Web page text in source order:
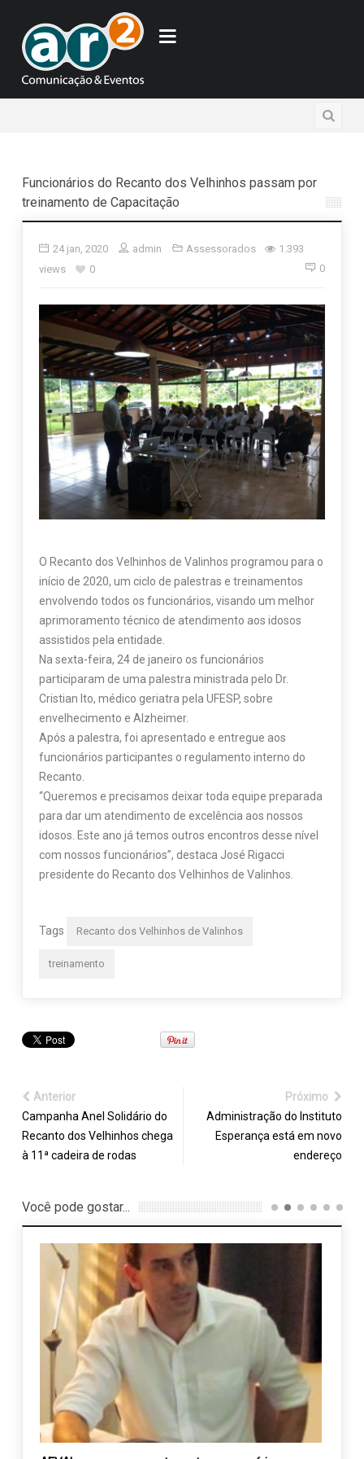
Funcionários do Recanto dos Velhinhos passam por
treinamento de Capacitação
24 jan, 2020 admin Assessorados
1.393
views
0 0
O Recanto dos Velhinhos de Valinhos programou para o
início de 2020, um ciclo de palestras e treinamentos
envolvendo todos os funcionários, visando um melhor
aprimoramento técnico de atendimento aos idosos
assistidos pela entidade.
Na sexta-feira, 24 de janeiro os funcionários
participaram de uma palestra ministrada pelo Dr.
Cristian Ito, médico geriatra pela UFESP, sobre
envelhecimento e Alzheimer.
Após a palestra, foi apresentado e entregue aos
funcionários participantes o regulamento interno do
Recanto.
“Queremos e precisamos deixar toda equipe preparada
para dar um atendimento de excelência aos nossos
idosos. Este ano já temos outros encontros desse nível
com nossos funcionários”, destaca José Rigacci
presidente do Recanto dos Velhinhos de Valinhos.
Tags Recanto dos Velhinhos de Valinhos
treinamento
Anterior
Campanha Anel Solidário do
Recanto dos Velhinhos chega
à 11ª cadeira de rodas
Próximo
Administração do Instituto
Esperança está em novo
endereço
Você pode gostar...